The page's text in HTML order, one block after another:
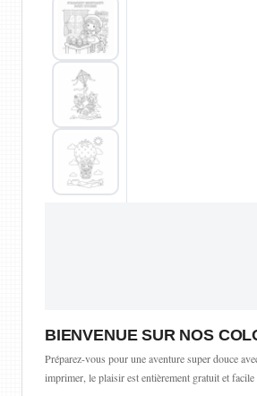
BIENVENUE SUR NOS
Préparez-vous pour une aventure super douce
imprimer, le plaisir est entièrement gratuit et facile